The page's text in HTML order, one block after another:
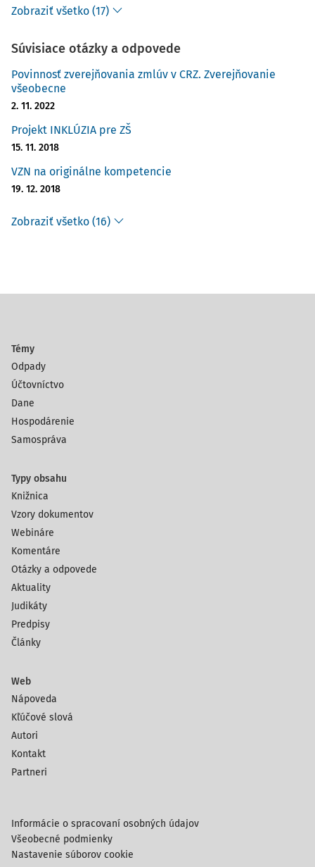
Zobraziť všetko (17)
Súvisiace otázky a odpovede
Povinnosť zverejňovania zmlúv v CRZ. Zverejňovanie
všeobecne
2. 11. 2022
Projekt INKLÚZIA pre ZŠ
15. 11. 2018
VZN na originálne kompetencie
19. 12. 2018
Zobraziť všetko (16)
Témy
Odpady
Účtovníctvo
Dane
Hospodárenie
Samospráva
Typy obsahu
Knižnica
Vzory dokumentov
Webináre
Komentáre
Otázky a odpovede
Aktuality
Judikáty
Predpisy
Články
Web
Nápoveda
Kľúčové slová
Autori
Kontakt
Partneri
Informácie o spracovaní osobných údajov
Všeobecné podmienky
Nastavenie súborov cookie